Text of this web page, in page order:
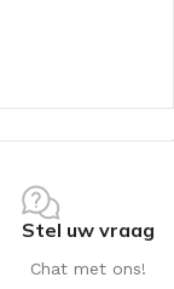
Stel uw vraag
Chat met ons!